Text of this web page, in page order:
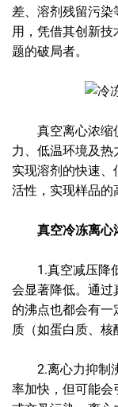
差、溶剂残留污染
用，凭借其创新
题的破局者。
真空离心浓缩仪
力、低温环境及
实现溶剂的快速
活性，实现样品的
真空冷冻离心
1.真空减压降低
会显著降低。通过
的沸点也都会有
质（如蛋白质、核
2.离心力抑制沸
率加快，但可能会